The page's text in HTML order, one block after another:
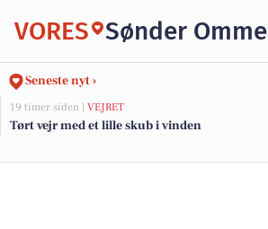
VORES Sønder Omme
Seneste nyt ›
19 timer siden | VEJRET
Tørt vejr med et lille skub i vinden